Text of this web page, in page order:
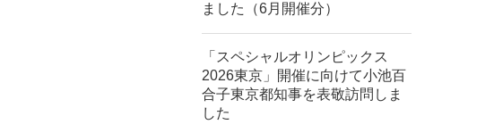
ました（6月開催分）
「スペシャルオリンピックス
2026東京」開催に向けて小池百
合子東京都知事を表敬訪問しま
した